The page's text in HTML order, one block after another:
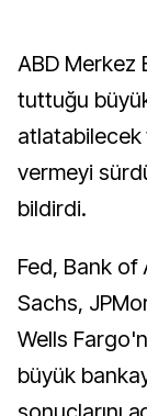
ABD Merkez Bankası (Fed), stres testine tabi
tuttuğu
atlatabilecek
vermeyi
bildirdi.
Fed, Bank
Sachs,
Wells
büyük